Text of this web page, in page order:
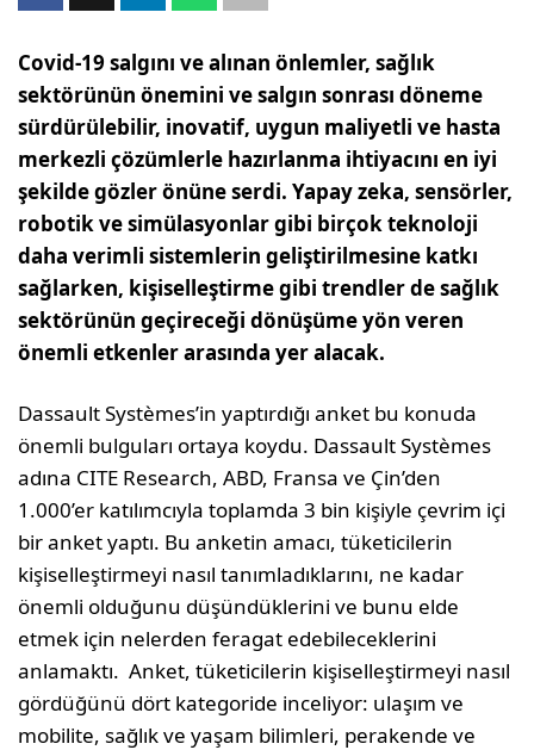
Covid-19 salgını ve alınan önlemler, sağlık
sektörünün önemini ve salgın sonrası döneme
sürdürülebilir, inovatif, uygun maliyetli ve hasta
merkezli çözümlerle hazırlanma ihtiyacını en iyi
şekilde gözler önüne serdi. Yapay zeka, sensörler,
robotik ve simülasyonlar gibi birçok teknoloji
daha verimli sistemlerin geliştirilmesine katkı
sağlarken, kişiselleştirme gibi trendler de sağlık
sektörünün geçireceği dönüşüme yön veren
önemli etkenler arasında yer alacak.
Dassault Systèmes’in yaptırdığı anket bu konuda
önemli bulguları ortaya koydu. Dassault Systèmes
adına CITE Research, ABD, Fransa ve Çin’den
1.000’er katılımcıyla toplamda 3 bin kişiyle çevrim içi
bir anket yaptı. Bu anketin amacı, tüketicilerin
kişiselleştirmeyi nasıl tanımladıklarını, ne kadar
önemli olduğunu düşündüklerini ve bunu elde
etmek için nelerden feragat edebileceklerini
anlamaktı. Anket, tüketicilerin kişiselleştirmeyi nasıl
gördüğünü dört kategoride inceliyor: ulaşım ve
mobilite, sağlık ve yaşam bilimleri, perakende ve